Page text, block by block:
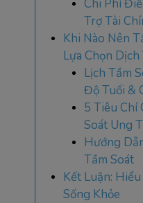
Chi Phí
Trợ Tài
Khi Nào Nên
Lựa Chọn Dịch
Lịch Tầm
Độ Tuổi &
5 Tiêu Chí
Soát Ung
Hướng
Tầm Soát
Kết Luận:
Sống Khỏe